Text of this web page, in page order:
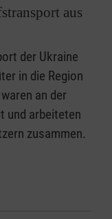
aus
der Ukraine
in die Region
an der
und arbeiteten
zusammen.